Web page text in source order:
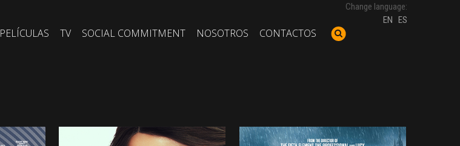
Change language:
EN ES
PELÍCULAS TV SOCIAL COMMITMENT NOSOTROS CONTACTOS